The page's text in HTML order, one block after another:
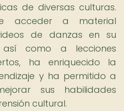
de diversas culturas.
acceder a material
de danzas en su
así como a lecciones
ha enriquecido la
y ha permitido a
sus habilidades
cultural.